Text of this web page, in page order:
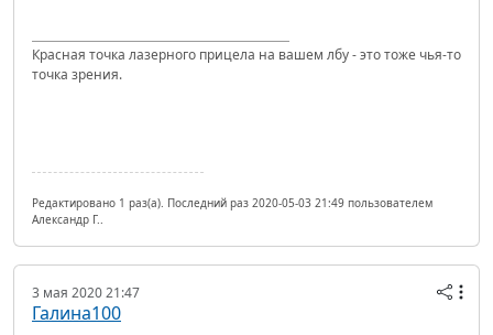
Красная точка лазерного прицела на вашем лбу - это тоже чья-то
точка зрения.
Редактировано 1 раз(а). Последний раз 2020-05-03 21:49 пользователем
Александр Г..
3 мая 2020 21:47
Галина100